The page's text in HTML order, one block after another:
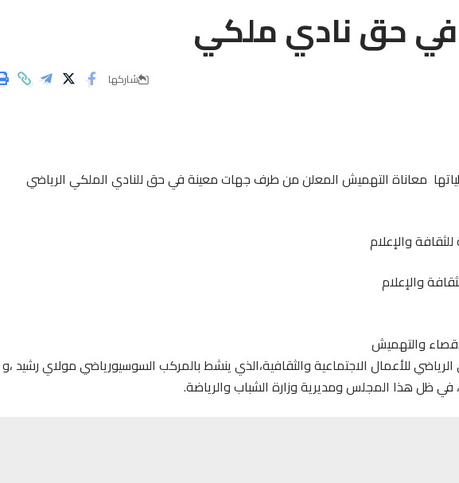
حق نادي ملكي
شاركها
معاناة التهميش المعلن من طرف جهات معينة في حق للنادي الملكي الرياضي
والإعلام
والإعلام
والتهميش
للأعمال الاجتماعية والثقافية،الذي ينشط بالمركب السوسيورياضي مولاي رشيد ،و
في ظل هذا المجلس ومديرية وزارة الشباب والرياضة.